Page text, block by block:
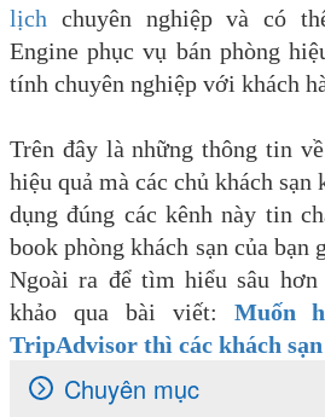
lịch chuyên nghiệp và có
Engine phục vụ bán phòng
tính chuyên nghiệp với khách
Trên đây là những thông tin
hiệu quả mà các chủ khách sạn
dụng đúng các kênh này tin
book phòng khách sạn của bạn
Ngoài ra để tìm hiểu sâu
khảo qua bài viết: Muốn
TripAdvisor thì các khách
Chuyên mục